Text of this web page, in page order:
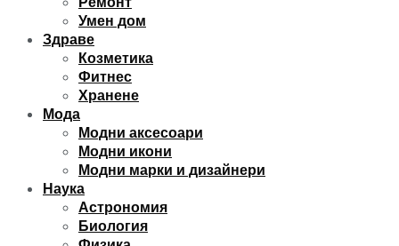
Умен дом
Здраве
Козметика
Фитнес
Хранене
Мода
Модни аксесоари
Модни икони
Модни марки и дизайнери
Наука
Астрономия
Биология